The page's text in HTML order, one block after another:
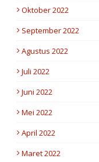
Oktober 2022
September 2022
Agustus 2022
Juli 2022
Juni 2022
Mei 2022
April 2022
Maret 2022